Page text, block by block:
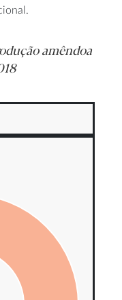
amêndoa